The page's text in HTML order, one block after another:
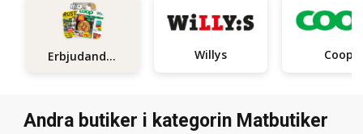
Erbjudanden Willys Coop
Andra butiker i kategorin Matbutiker